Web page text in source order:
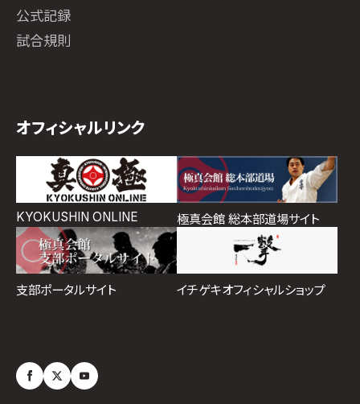
公式記録
試合規則
オフィシャルリンク
KYOKUSHIN ONLINE 極真会館 総本部道場サイト
支部ポータルサイト イチゲキオフィシャルショップ